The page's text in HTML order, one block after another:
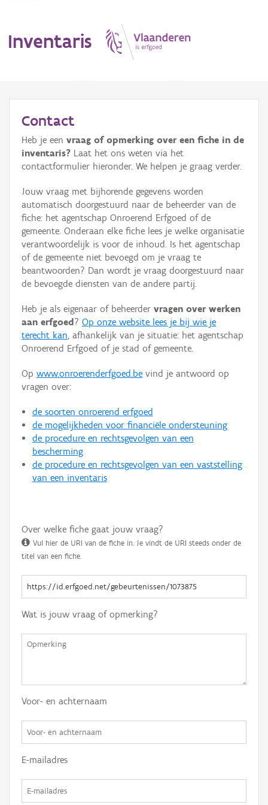
Inventaris
Erfgoedobject
Aanduidingsobject
Waarneming
Thema
Gebeurtenis
Persoon of collectief
Hergebruik
Aanmelden
Contact
Heb je een vraag of opmerking over een fiche in de
inventaris? Laat het ons weten via het
contactformulier hieronder. We helpen je graag verder.
Jouw vraag met bijhorende gegevens worden
automatisch doorgestuurd naar de beheerder van de
fiche: het agentschap Onroerend Erfgoed of de
gemeente. Onderaan elke fiche lees je welke organisatie
verantwoordelijk is voor de inhoud. Is het agentschap
of de gemeente niet bevoegd om je vraag te
beantwoorden? Dan wordt je vraag doorgestuurd naar
de bevoegde diensten van de andere partij.
Heb je als eigenaar of beheerder vragen over werken
aan erfgoed ? Op onze website lees je bij wie je
terecht kan, afhankelijk van je situatie: het agentschap
Onroerend Erfgoed of je stad of gemeente.
Op www.onroerenderfgoed.be vind je antwoord op
vragen over:
de soorten onroerend erfgoed
de mogelijkheden voor financiële ondersteuning
de procedure en rechtsgevolgen van een
bescherming
de procedure en rechtsgevolgen van een vaststelling
van een inventaris
Over welke fiche gaat jouw vraag?
Vul hier de URI van de fiche in. Je vindt de URI steeds onder de
titel van een fiche.
Wat is jouw vraag of opmerking?
Voor- en achternaam
E-mailadres